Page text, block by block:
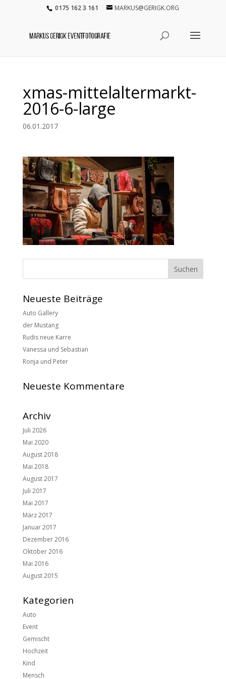
0175 162 3 161 MARKUS@GERIGK.ORG
xmas-mittelaltermarkt-
2016-6-large
06.01.2017
Neueste Beiträge
Auto Gallery
der Mustang
Rudis neue Karre
Vanessa und Sebastian
Ronja und Peter
Neueste Kommentare
Archiv
Juli 2026
Mai 2020
August 2018
Mai 2018
August 2017
Juli 2017
Mai 2017
März 2017
Januar 2017
Dezember 2016
Oktober 2016
Mai 2016
August 2015
Kategorien
Auto
Event
Gemischt
Hochzeit
Kind
Mensch